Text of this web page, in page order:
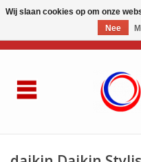
Wij slaan cookies op om onze
Nee